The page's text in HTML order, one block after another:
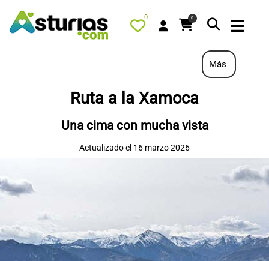
0 0
QUÉ HACER
ALOJAMIENTOS
AGENDA
OFERTAS
Más
Ruta a la Xamoca
Una cima con mucha vista
Actualizado el 16 marzo 2026